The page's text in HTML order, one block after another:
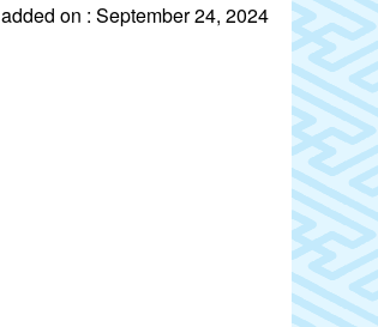
added on : September 24, 2024